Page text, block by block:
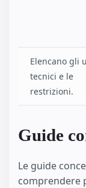
Elencano gli
tecnici e le
restrizioni.
Guide
Le guide
comprendere